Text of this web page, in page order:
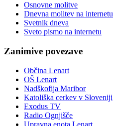
Osnovne molitve
Dnevna molitev na internetu
Svetnik dneva
Sveto pismo na internetu
Zanimive povezave
Občina Lenart
OŠ Lenart
Nadškofija Maribor
Katoliška cerkev v Sloveniji
Exodus TV
Radio Ognjišče
Upravna enota Lenart